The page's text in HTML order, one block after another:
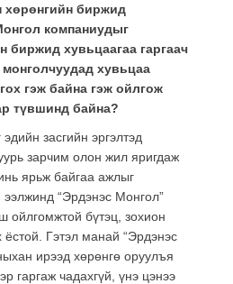
хөрөнгийн биржид
компаниудыг
биржид хувьцаагаа гаргаач
хувьцаа
гэж байна гэж ойлгож
түвшинд байна?
засгийн эргэлтэд
зарчим олон жил яригдаж
ярьж байгаа ажлыг
“Эрдэнэс Монгол”
ойлгомжтой бүтэц, зохион
ёстой. Гэтэл манай “Эрдэнэс
ирээд хөрөнгө оруулъя
гаргаж чадахгүй, үнэ цэнээ